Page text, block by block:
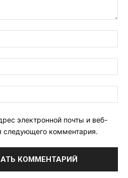
электронной почты и веб-
следующего комментария.